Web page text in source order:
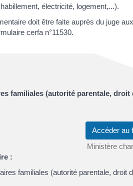
électricité, logement,...).
doit être faite auprès du juge
cerfa n°11530.
familiales (autorité parentale,
Accéder au
Ministère
:
familiales (autorité parentale, droit